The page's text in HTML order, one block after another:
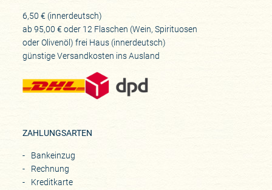
6,50 € (innerdeutsch)
ab 95,00 € oder 12 Flaschen (Wein, Spirituosen
oder Olivenöl) frei Haus (innerdeutsch)
günstige Versandkosten ins Ausland
ZAHLUNGSARTEN
Bankeinzug
Rechnung
Kreditkarte